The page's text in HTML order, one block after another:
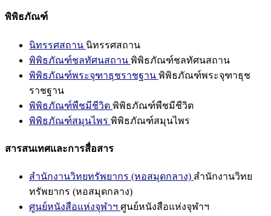
พิพิธภัณฑ์
นิทรรศสถาน นิทรรศสถาน
พิพิธภัณฑ์ชลทัศนสถาน พิพิธภัณฑ์ชลทัศนสถาน
พิพิธภัณฑ์พระจุฑาธุชราชฐาน พิพิธภัณฑ์พระจุฑาธุช
ราชฐาน
พิพิธภัณฑ์พืชมีชีวิต พิพิธภัณฑ์พืชมีชีวิต
พิพิธภัณฑ์สมุนไพร พิพิธภัณฑ์สมุนไพร
สารสนเทศและการสื่อสาร
สำนักงานวิทยทรัพยากร (หอสมุดกลาง) สำนักงานวิทย
ทรัพยากร (หอสมุดกลาง)
ศูนย์หนังสือแห่งจุฬาฯ ศูนย์หนังสือแห่งจุฬาฯ